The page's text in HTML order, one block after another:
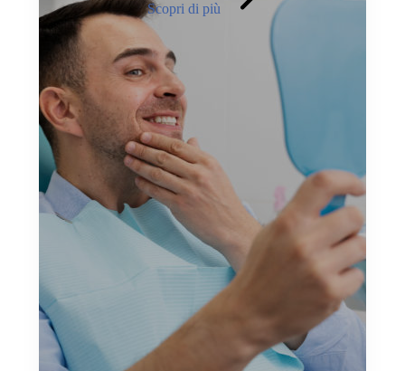
Scopri di più